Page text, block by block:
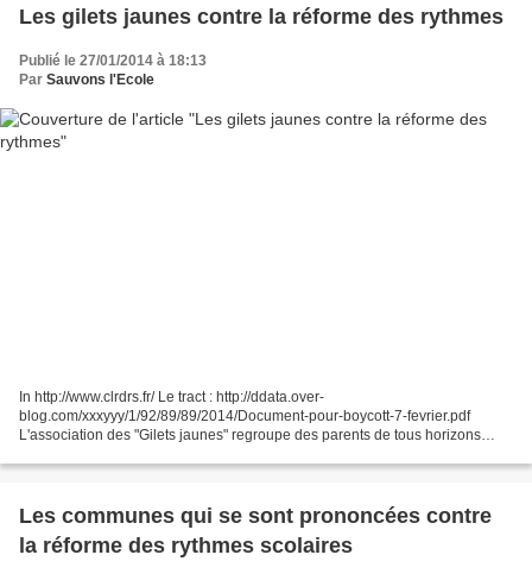
Les gilets jaunes contre la réforme des rythmes
Publié le 27/01/2014 à 18:13
Par Sauvons l'Ecole
In http://www.clrdrs.fr/ Le tract : http://ddata.over-
blog.com/xxxyyy/1/92/89/89/2014/Document-pour-boycott-7-fevrier.pdf
L'association des "Gilets jaunes" regroupe des parents de tous horizons
Les communes qui se sont prononcées contre
la réforme des rythmes scolaires